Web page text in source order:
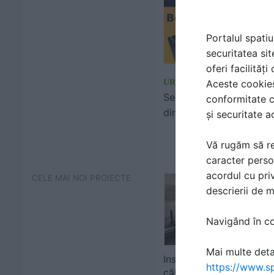
URGENT BETON
Servicii de livrare beton
direct pe santier
CELE MAI NOI PROIECTE
Instalare pompe de
căldură și unități de
Portalul
securitatea
oferi facilități
Aceste
conformitate
și securitate
Vă rugăm să
caracter
acordul cu
descrierii de
Navigând în
Mai multe
https://